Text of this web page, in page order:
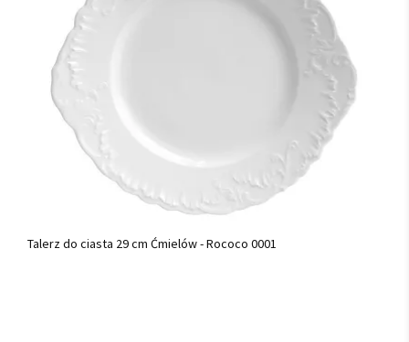
Talerz do ciasta 29 cm Ćmielów - Rococo 0001